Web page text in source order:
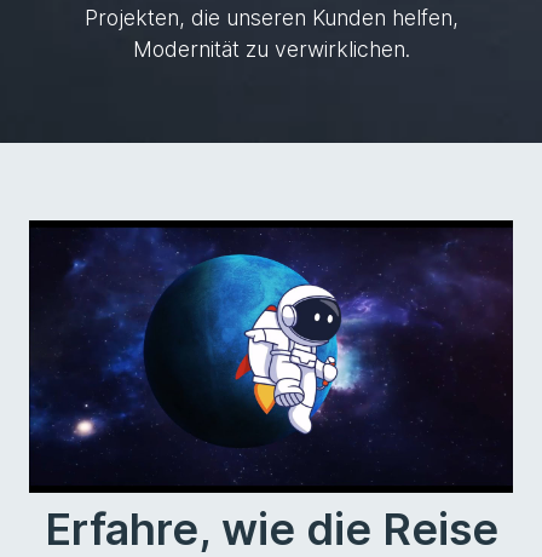
Projekten, die unseren Kunden helfen,
Modernität zu verwirklichen.
Erfahre, wie die Reise